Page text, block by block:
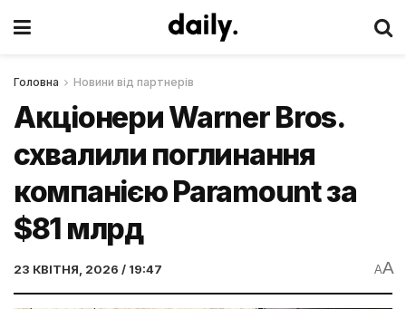
Головна Новини від партнерів
Акціонери Warner Bros.
схвалили поглинання
компанією Paramount за
$81 млрд
23 КВІТНЯ, 2026 / 19:47 AA